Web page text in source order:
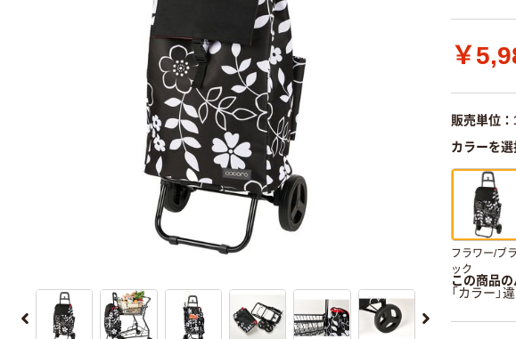
￥
販売単位：
カラーを選
フラワー/ブラ
ック
この商品
「カラー」